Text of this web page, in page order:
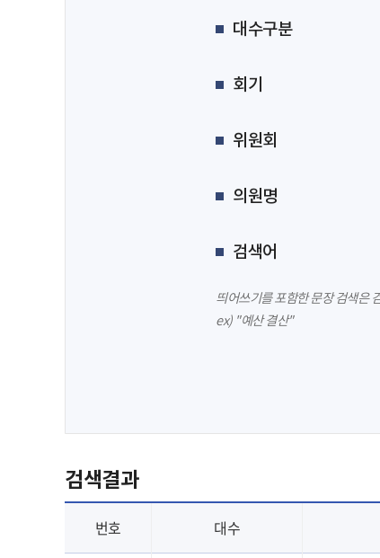
대수구분
회기
위원회
의원명
검색어
띄어쓰기를 포함한 문장 검색은
ex) "예산 결산"
검색결과
번호 대수